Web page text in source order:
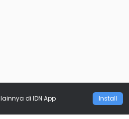
lainnya di IDN App Install